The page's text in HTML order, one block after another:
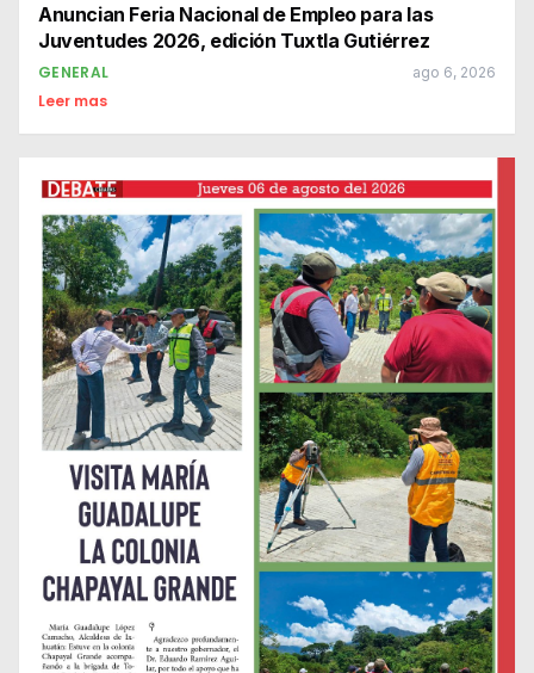
Anuncian Feria Nacional de Empleo para las
Juventudes 2026, edición Tuxtla Gutiérrez
GENERAL ago 6, 2026
Leer mas